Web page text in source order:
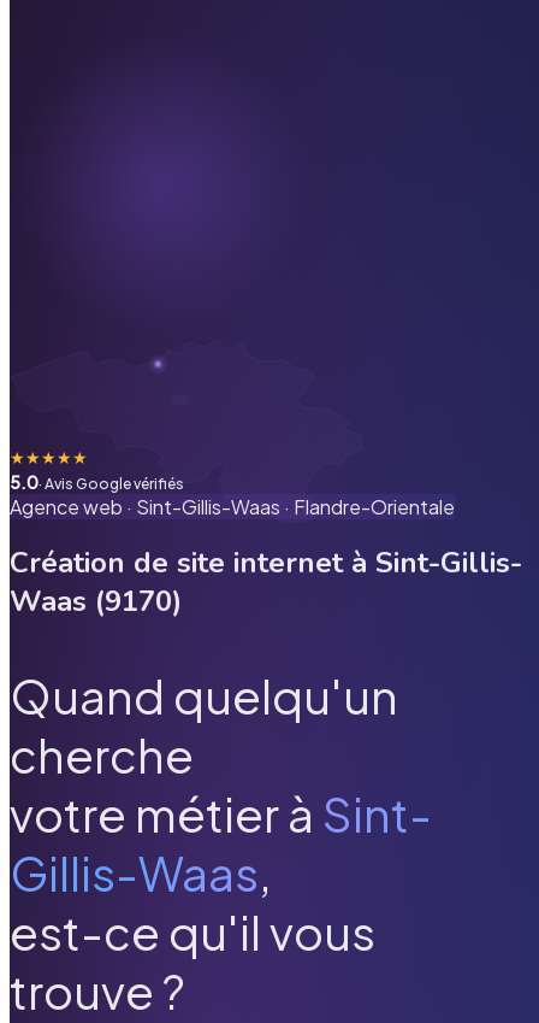
★★★★★
5.0· Avis Google vérifiés
Agence web · Sint-Gillis-Waas · Flandre-Orientale
Création de site internet à Sint-Gillis-
Waas (9170)
Quand quelqu'un
cherche
votre métier à Sint-
Gillis-Waas,
est-ce qu'il vous
trouve ?